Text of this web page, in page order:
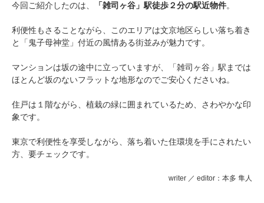
今回ご紹介したのは、 「雑司ヶ谷」駅徒歩２分の駅近物件。
利便性もさることながら、このエリアは文京地区らしい落ち着き
と「鬼子母神堂」付近の風情ある街並みが魅力です。
マンションは坂の途中に立っていますが、「雑司ヶ谷」駅までは
ほとんど坂のないフラットな地形なのでご安心くださいね。
住戸は１階ながら、植栽の緑に囲まれているため、さわやかな印
象です。
東京で利便性を享受しながら、落ち着いた住環境を手にされたい
方、要チェックです。
writer ／ editor：本多 隼人